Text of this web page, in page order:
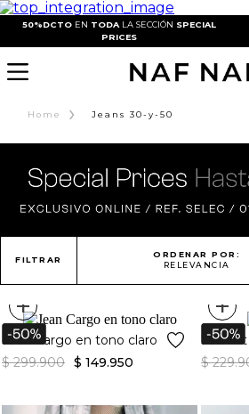
50%DCTO EN TODA LA SECCIÓN SPECIAL
PRICES
Home › Jeans 30-y-50
FILTRAR
ORDENAR POR:
RELEVANCIA
+
Jean Cargo en tono claro
$ 299.900 $ 149.950
+
Jean
$ 229.